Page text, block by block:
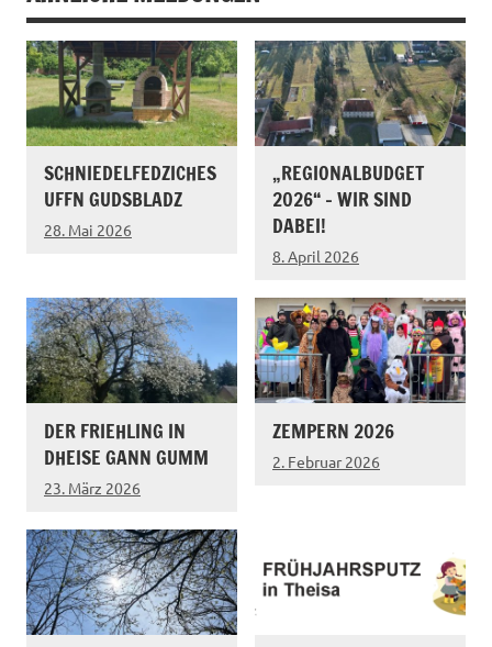
SCHNIEDELFEDZICHES
UFFN GUDSBLADZ
28. Mai 2026
„REGIONALBUDGET
2026“ – WIR SIND
DABEI!
8. April 2026
DER FRIEHLING IN
DHEISE GANN GUMM
23. März 2026
ZEMPERN 2026
2. Februar 2026